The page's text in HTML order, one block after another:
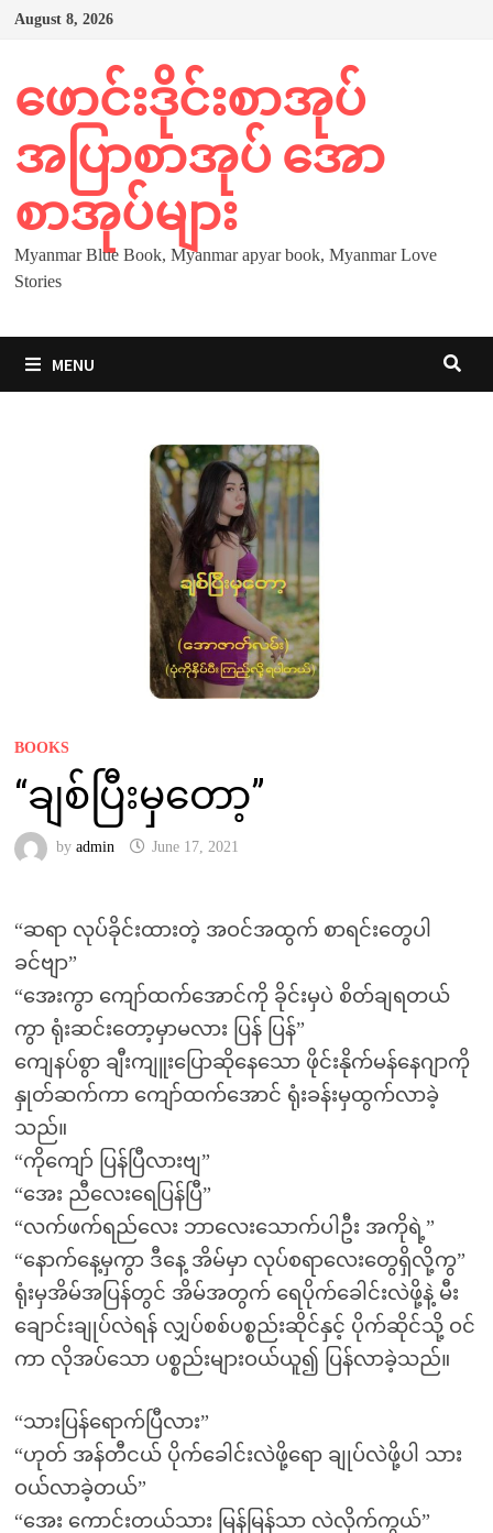
Skip
August 8, 2026
ဖောင်းဒိုင်းစာအုပ်
အပြာစာအုပ် အော
စာအုပ်များ
Myanmar Blue Book, Myanmar apyar book, Myanmar Love
Stories
MENU
BOOKS
“ချစ်ပြီးမှတော့”
by admin June 17, 2021
“ဆရာ လုပ်ခိုင်းထားတဲ့ အဝင်အထွက် စာရင်းတွေပါ
ခင်ဗျာ”
“အေးကွာ ကျော်ထက်အောင်ကို ခိုင်းမှပဲ စိတ်ချရတယ်
ကွာ ရုံးဆင်းတော့မှာမလား ပြန် ပြန်”
ကျေနပ်စွာ ချီးကျူးပြောဆိုနေသော ဖိုင်းနိုက်မန်နေဂျာကို
နှုတ်ဆက်ကာ ကျော်ထက်အောင် ရုံးခန်းမှထွက်လာခဲ့
သည်။
“ကိုကျော် ပြန်ပြီလားဗျ”
“အေး ညီလေးရေပြန်ပြီ”
“လက်ဖက်ရည်လေး ဘာလေးသောက်ပါဦး အကိုရဲ့”
“နောက်နေ့မှကွာ ဒီနေ့ အိမ်မှာ လုပ်စရာလေးတွေရှိလို့ကွ”
ရုံးမှအိမ်အပြန်တွင် အိမ်အတွက် ရေပိုက်ခေါင်းလဲဖို့နဲ့ မီး
ချောင်းချုပ်လဲရန် လျှပ်စစ်ပစ္စည်းဆိုင်နှင့် ပိုက်ဆိုင်သို့ ဝင်
ကာ လိုအပ်သော ပစ္စည်းများဝယ်ယူ၍ ပြန်လာခဲ့သည်။
“သားပြန်ရောက်ပြီလား”
“ဟုတ် အန်တီငယ် ပိုက်ခေါင်းလဲဖို့ရော ချုပ်လဲဖို့ပါ သား
ဝယ်လာခဲ့တယ်”
“အေး ကောင်းတယ်သား မြန်မြန်သာ လဲလိုက်ကွယ်”